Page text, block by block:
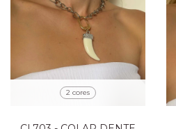
2 cores